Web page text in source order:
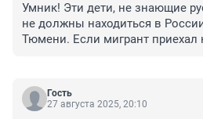
Умник! Эти дети, не знающие
не должны находиться в
Тюмени. Если мигрант приехал
прикатить в Россию. Пусть
своих азиатских республиках!
государство выделило им
Гость
27 августа 2025, 20:10